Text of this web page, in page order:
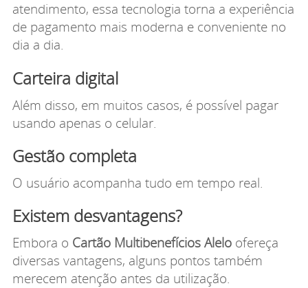
atendimento, essa tecnologia torna a experiência
de pagamento mais moderna e conveniente no
dia a dia.
Carteira digital
Além disso, em muitos casos, é possível pagar
usando apenas o celular.
Gestão completa
O usuário acompanha tudo em tempo real.
Existem desvantagens?
Embora o Cartão Multibenefícios Aleloofereça
diversas vantagens, alguns pontos também
merecem atenção antes da utilização.